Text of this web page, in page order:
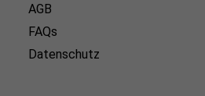
AGB
FAQs
Datenschutz